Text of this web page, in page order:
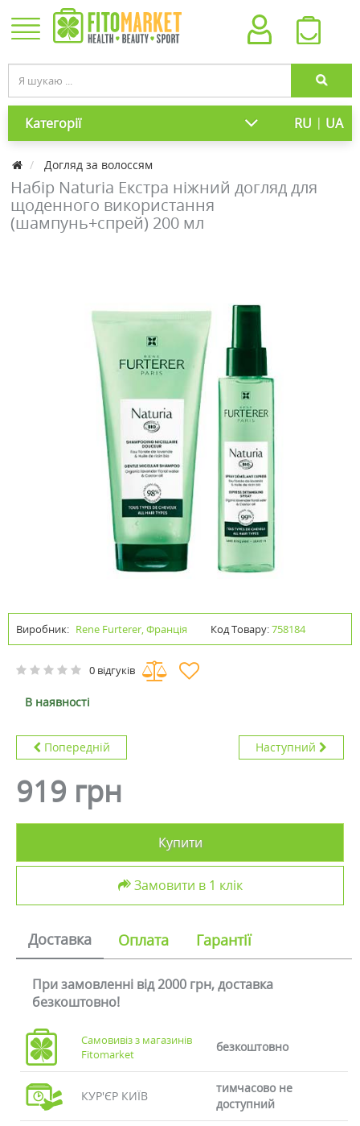
Категорії RU | UA
Догляд за волоссям
Набір Naturia Екстра ніжний догляд для
щоденного використання
(шампунь+спрей) 200 мл
Виробник: Rene Furterer, Франція Код Товару:758184
0 відгуків
В наявності
Попередній Наступний
919 грн
Купити
Замовити в 1 клік
Доставка Оплата Гарантії
При замовленні від 2000 грн, доставка
безкоштовно!
Самовивіз з магазинів
Fitomarket
безкоштовно
КУР'ЄР КИЇВ
тимчасово не
доступний